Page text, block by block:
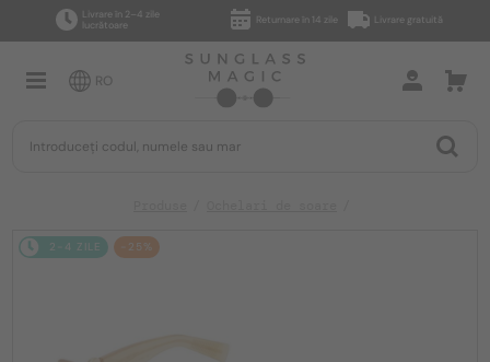
Livrare în 2–4 zile
lucrătoare
Returnare în 14 zile Livrare gratuită
RO
2-4 ZILE -25%